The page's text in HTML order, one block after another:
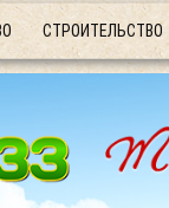
СТРОИТЕЛЬСТВО